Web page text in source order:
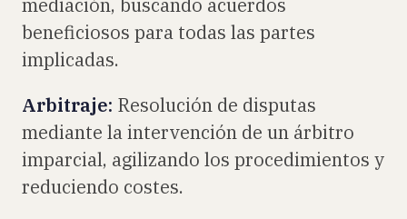
mediación, buscando acuerdos
beneficiosos para todas las partes
implicadas.
Arbitraje: Resolución de disputas
mediante la intervención de un árbitro
imparcial, agilizando los procedimientos y
reduciendo costes.